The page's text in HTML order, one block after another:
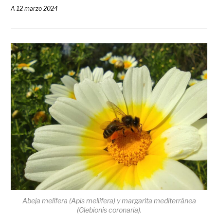
A12 marzo 2024
Abeja melífera (Apis mellifera) y margarita mediterránea
(Glebionis coronaria).